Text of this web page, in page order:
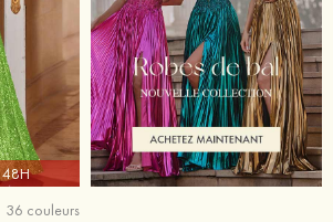
48H
36 couleurs